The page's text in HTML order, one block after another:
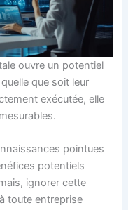
ouvre un potentiel
que soit leur
exécutée, elle
pointues
potentiels
ignorer cette
toute entreprise